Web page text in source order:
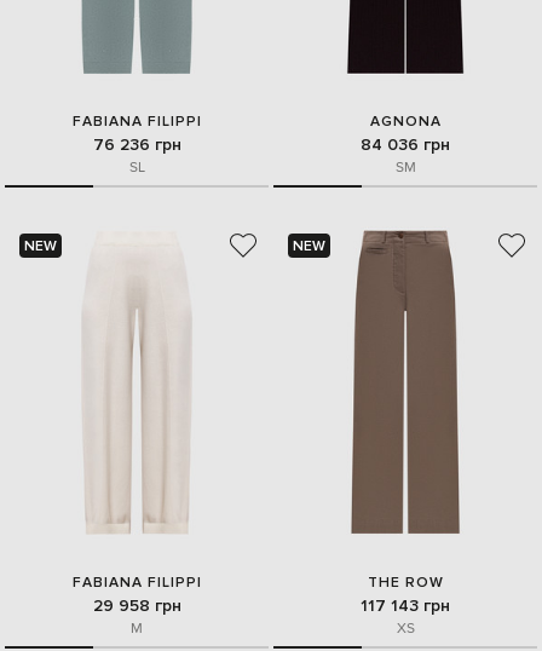
FABIANA FILIPPI
76 236 грн
SL
AGNONA
84 036 грн
SM
NEW
FABIANA FILIPPI
29 958 грн
M
NEW
THE ROW
117 143 грн
XS